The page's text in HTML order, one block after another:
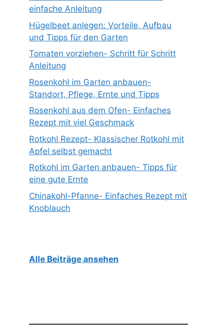
einfache Anleitung
Hügelbeet anlegen: Vorteile, Aufbau
und Tipps für den Garten
Tomaten vorziehen- Schritt für Schritt
Anleitung
Rosenkohl im Garten anbauen-
Standort, Pflege, Ernte und Tipps
Rosenkohl aus dem Ofen- Einfaches
Rezept mit viel Geschmack
Rotkohl Rezept- Klassischer Rotkohl mit
Apfel selbst gemacht
Rotkohl im Garten anbauen- Tipps für
eine gute Ernte
Chinakohl-Pfanne- Einfaches Rezept mit
Knoblauch
Alle Beiträge ansehen